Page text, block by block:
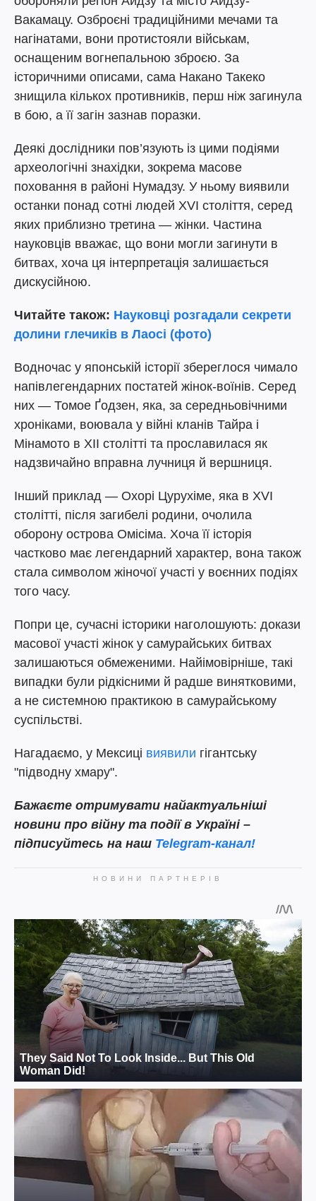
Вакамацу. Озброєні традиційними мечами та
нагінатами, вони протистояли військам,
оснащеним вогнепальною зброєю. За
історичними описами, сама Накано Такеко
знищила кількох противників, перш ніж загинула
в бою, а її загін зазнав поразки.
Деякі дослідники пов’язують із цими подіями
археологічні знахідки, зокрема масове
поховання в районі Нумадзу. У ньому виявили
останки понад сотні людей XVI століття, серед
яких приблизно третина — жінки. Частина
науковців вважає, що вони могли загинути в
битвах, хоча ця інтерпретація залишається
дискусійною.
Читайте також: Науковці розгадали секрети
долини глечиків в Лаосі (фото)
Водночас у японській історії збереглося чимало
напівлегендарних постатей жінок-воїнів. Серед
них — Томое Ґодзен, яка, за середньовічними
хроніками, воювала у війні кланів Тайра і
Мінамото в XII столітті та прославилася як
надзвичайно вправна лучниця й вершниця.
Інший приклад — Охорі Цурухіме, яка в XVI
столітті, після загибелі родини, очолила
оборону острова Омісіма. Хоча її історія
частково має легендарний характер, вона також
стала символом жіночої участі у воєнних подіях
того часу.
Попри це, сучасні історики наголошують: докази
масової участі жінок у самурайських битвах
залишаються обмеженими. Найімовірніше, такі
випадки були рідкісними й радше винятковими,
а не системною практикою в самурайському
суспільстві.
Нагадаємо, у Мексиці виявили гігантську
"підводну хмару".
Бажаєте отримувати найактуальніші
новини про війну та події в Україні –
підписуйтесь на наш Telegram-канал!